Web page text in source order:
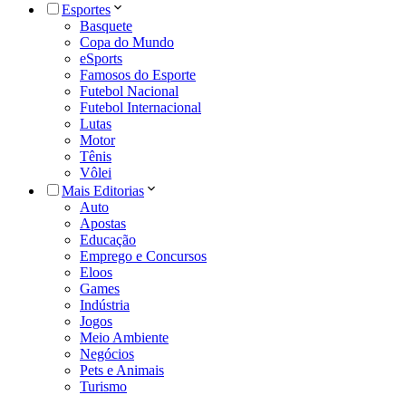
Esportes
Basquete
Copa do Mundo
eSports
Famosos do Esporte
Futebol Nacional
Futebol Internacional
Lutas
Motor
Tênis
Vôlei
Mais Editorias
Auto
Apostas
Educação
Emprego e Concursos
Eloos
Games
Indústria
Jogos
Meio Ambiente
Negócios
Pets e Animais
Turismo